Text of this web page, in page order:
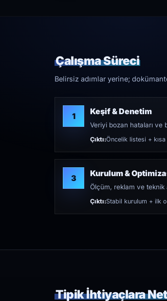
Çalışma Süreci
Belirsiz adımlar yerine;
1 Keşif & Denetim
Veriyi bozan hataları ve
Çıktı:Öncelik listesi +
3 Kurulum &
Ölçüm, reklam ve teknik
Çıktı:Stabil kurulum + ilk
Tipik İhtiyaçlara